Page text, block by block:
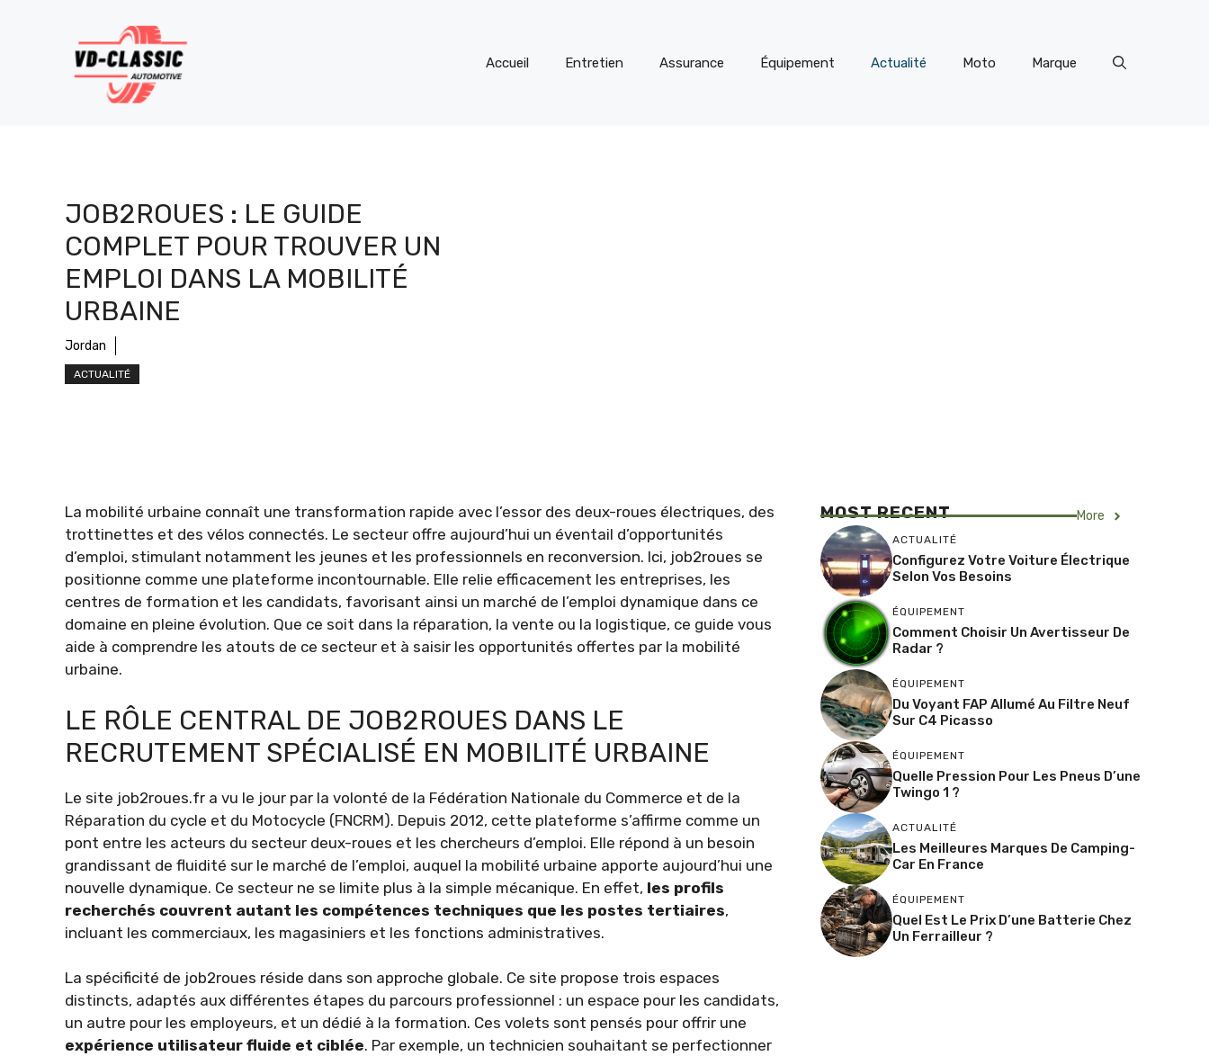
Accueil Entretien Assurance Équipement Actualité Moto Marque
JOB2ROUES : LE GUIDE
COMPLET POUR TROUVER UN
EMPLOI DANS LA MOBILITÉ
URBAINE
Jordan
ACTUALITÉ
La mobilité urbaine connaît une transformation rapide avec l’essor des deux-roues électriques, des
trottinettes et des vélos connectés. Le secteur offre aujourd’hui un éventail d’opportunités
d’emploi, stimulant notamment les jeunes et les professionnels en reconversion. Ici, job2roues se
positionne comme une plateforme incontournable. Elle relie efficacement les entreprises, les
centres de formation et les candidats, favorisant ainsi un marché de l’emploi dynamique dans ce
domaine en pleine évolution. Que ce soit dans la réparation, la vente ou la logistique, ce guide vous
aide à comprendre les atouts de ce secteur et à saisir les opportunités offertes par la mobilité
urbaine.
LE RÔLE CENTRAL DE JOB2ROUES DANS LE
RECRUTEMENT SPÉCIALISÉ EN MOBILITÉ URBAINE
Le site job2roues.fr a vu le jour par la volonté de la Fédération Nationale du Commerce et de la
Réparation du cycle et du Motocycle (FNCRM). Depuis 2012, cette plateforme s’affirme comme un
pont entre les acteurs du secteur deux-roues et les chercheurs d’emploi. Elle répond à un besoin
grandissant de fluidité sur le marché de l’emploi, auquel la mobilité urbaine apporte aujourd’hui une
nouvelle dynamique. Ce secteur ne se limite plus à la simple mécanique. En effet, les profils
recherchés couvrent autant les compétences techniques que les postes tertiaires,
incluant les commerciaux, les magasiniers et les fonctions administratives.
La spécificité de job2roues réside dans son approche globale. Ce site propose trois espaces
distincts, adaptés aux différentes étapes du parcours professionnel : un espace pour les candidats,
un autre pour les employeurs, et un dédié à la formation. Ces volets sont pensés pour offrir une
expérience utilisateur fluide et ciblée. Par exemple, un technicien souhaitant se perfectionner
MOST RECENT More
ACTUALITÉ
Configurez Votre Voiture Électrique
Selon Vos Besoins
ÉQUIPEMENT
Comment Choisir Un Avertisseur De
Radar ?
ÉQUIPEMENT
Du Voyant FAP Allumé Au Filtre Neuf
Sur C4 Picasso
ÉQUIPEMENT
Quelle Pression Pour Les Pneus D’une
Twingo 1 ?
ACTUALITÉ
Les Meilleures Marques De Camping-
Car En France
ÉQUIPEMENT
Quel Est Le Prix D’une Batterie Chez
Un Ferrailleur ?